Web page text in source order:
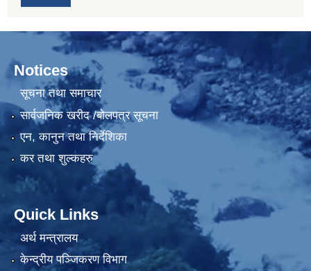
Notices
सूचना तथा समाचार
सार्वजनिक खरीद /बोलपत्र सूचना
एन, कानुन तथा निर्देशिका
कर तथा शुल्कहरु
Quick Links
अर्थ मन्त्रालय
केन्द्रीय पञ्जिकरण विभाग